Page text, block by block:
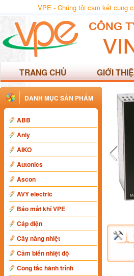
VPE - Chúng tôi cam kết cung
TRANG CHỦ GIỚI
DANH MỤC SẢN PHẨM
ABB
Anly
AIKO
Autonics
Ascon
AVY electric
Báo mất khí VPE
Cáp điện
Cây nâng nhiệt
Cảm biến nhiệt độ
Công tắc hành trình